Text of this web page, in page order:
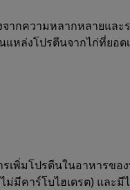
ากความหลากหลายและ
หล่งโปรตีนจากไก่ที่ยอด
เพิ่มโปรตีนในอาหารขอ
ม่มีคาร์โบไฮเดรต) และมี